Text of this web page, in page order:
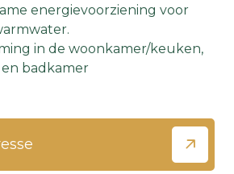
energievoorziening voor
in de woonkamer/keuken,
badkamer